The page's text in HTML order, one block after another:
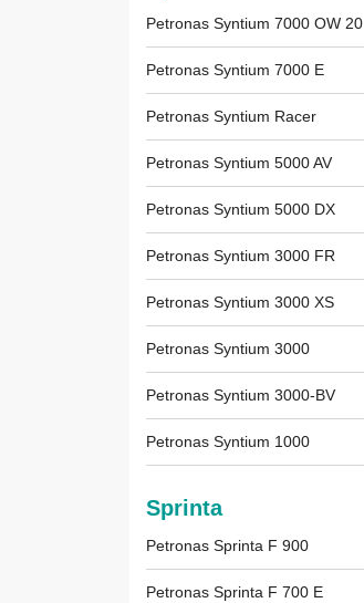
Petronas Syntium 7000 OW 20
Petronas Syntium 7000 E
Petronas Syntium Racer
Petronas Syntium 5000 AV
Petronas Syntium 5000 DX
Petronas Syntium 3000 FR
Petronas Syntium 3000 XS
Petronas Syntium 3000
Petronas Syntium 3000-BV
Petronas Syntium 1000
Sprinta
Petronas Sprinta F 900
Petronas Sprinta F 700 E